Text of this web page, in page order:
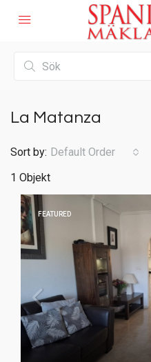
La Matanza
1 Objekt
Sort by: Default Order
FEATURED